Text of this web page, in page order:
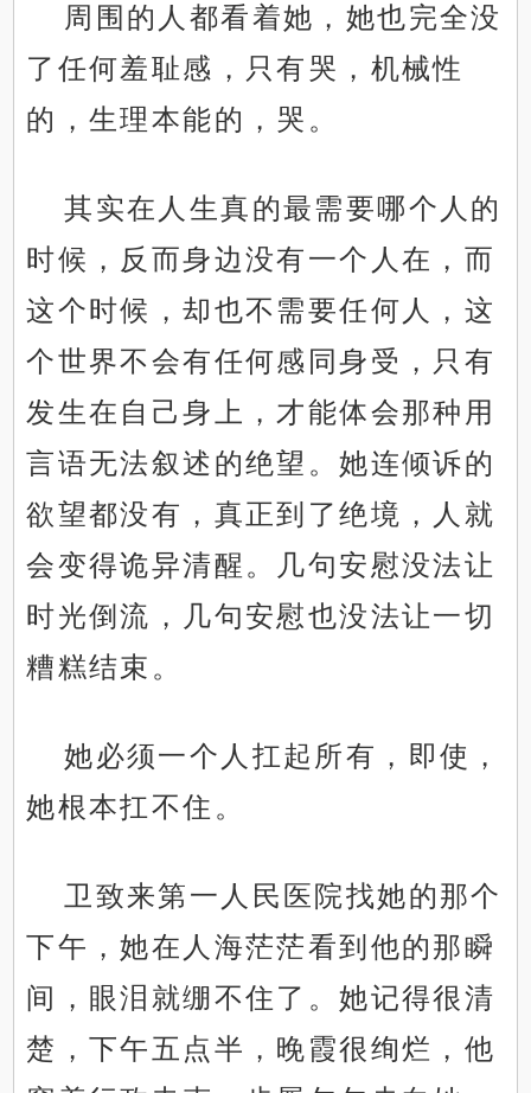
周围的人都看着她，她也完全没
了任何羞耻感，只有哭，机械性
的，生理本能的，哭。
其实在人生真的最需要哪个人的
时候，反而身边没有一个人在，而
这个时候，却也不需要任何人，这
个世界不会有任何感同身受，只有
发生在自己身上，才能体会那种用
言语无法叙述的绝望。她连倾诉的
欲望都没有，真正到了绝境，人就
会变得诡异清醒。几句安慰没法让
时光倒流，几句安慰也没法让一切
糟糕结束。
她必须一个人扛起所有，即使，
她根本扛不住。
卫致来第一人民医院找她的那个
下午，她在人海茫茫看到他的那瞬
间，眼泪就绷不住了。她记得很清
楚，下午五点半，晚霞很绚烂，他